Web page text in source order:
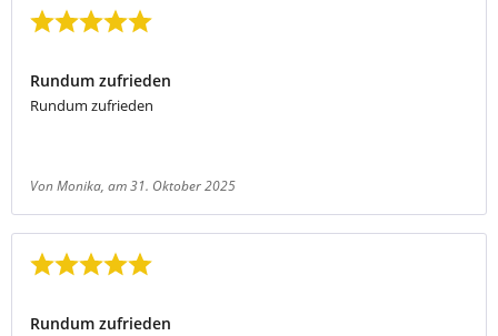
Rundum zufrieden
Rundum zufrieden
Von Monika, am 31. Oktober 2025
Rundum zufrieden